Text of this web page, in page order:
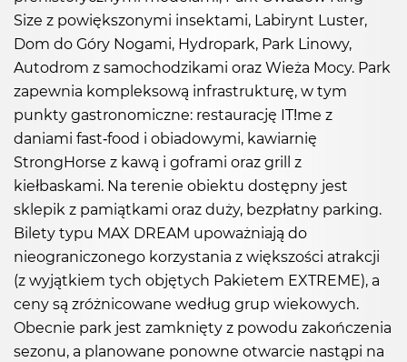
Size z powiększonymi insektami, Labirynt Luster,
Dom do Góry Nogami, Hydropark, Park Linowy,
Autodrom z samochodzikami oraz Wieża Mocy. Park
zapewnia kompleksową infrastrukturę, w tym
punkty gastronomiczne: restaurację IT!me z
daniami fast-food i obiadowymi, kawiarnię
StrongHorse z kawą i goframi oraz grill z
kiełbaskami. Na terenie obiektu dostępny jest
sklepik z pamiątkami oraz duży, bezpłatny parking.
Bilety typu MAX DREAM upoważniają do
nieograniczonego korzystania z większości atrakcji
(z wyjątkiem tych objętych Pakietem EXTREME), a
ceny są zróżnicowane według grup wiekowych.
Obecnie park jest zamknięty z powodu zakończenia
sezonu, a planowane ponowne otwarcie nastąpi na